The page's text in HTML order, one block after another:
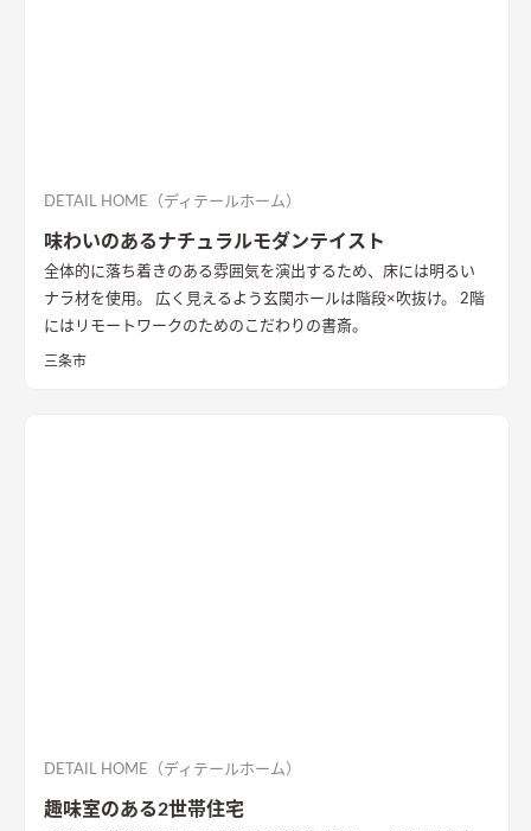
DETAIL HOME（ディテールホーム）
味わいのあるナチュラルモダンテイスト
全体的に落ち着きのある雰囲気を演出するため、床には明るい
ナラ材を使用。 広く見えるよう玄関ホールは階段×吹抜け。 2階
にはリモートワークのためのこだわりの書斎。
三条市
DETAIL HOME（ディテールホーム）
趣味室のある2世帯住宅